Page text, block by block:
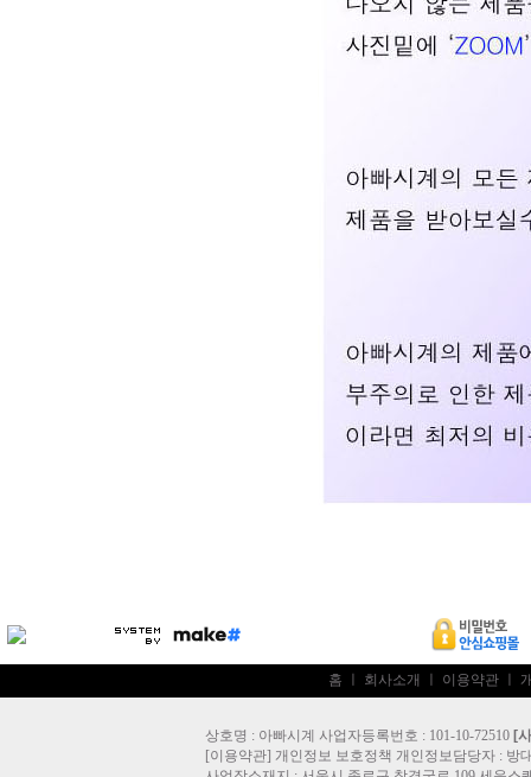
홈 회사소개 이용약관
상호명 : 아빠시계 사업자등록번호 : 101-10-72510 [
[이용약관] 개인정보 보호정책 개인정보담당자 : 방